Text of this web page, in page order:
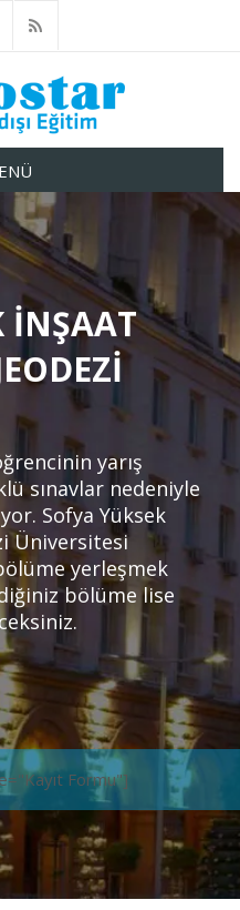
İNŞAAT
yarış
sınavlar nedeniyle
Sofya Yüksek
Üniversitesi
yerleşmek
bölüme lise
Formu"]